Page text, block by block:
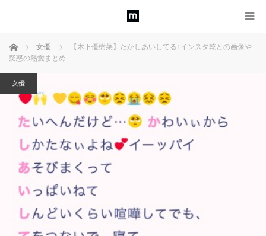
ホーム 女優
【木下優樹菜】たかしあいしてる↑インスタ乾との画像や
疑惑の熱愛まとめ
女優